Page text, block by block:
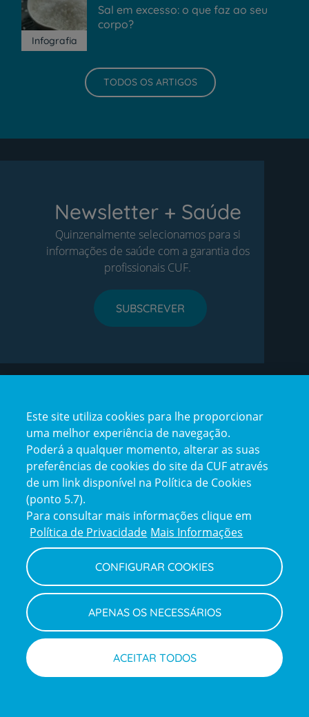
Infografia
Sal em excesso: o que faz ao seu
corpo?
TODOS OS ARTIGOS
Newsletter + Saúde
Quinzenalmente selecionamos para si
informações de saúde com a garantia dos
profissionais CUF.
SUBSCREVER
Menu
footer
Eventos
Clientes e Acompanhantes
Notícias
CUF Academic Center
Contactos
Perguntas frequentes
Junte-se a nós
Visita Virtual
English version
My CUF
Este site utiliza cookies para lhe proporcionar
uma melhor experiência de navegação.
Poderá a qualquer momento, alterar as suas
preferências de cookies do site da CUF através
de um link disponível na Política de Cookies
(ponto 5.7).
Para consultar mais informações clique em
Política de Privacidade Mais Informações
CONFIGURAR COOKIES
APENAS OS NECESSÁRIOS
ACEITAR TODOS